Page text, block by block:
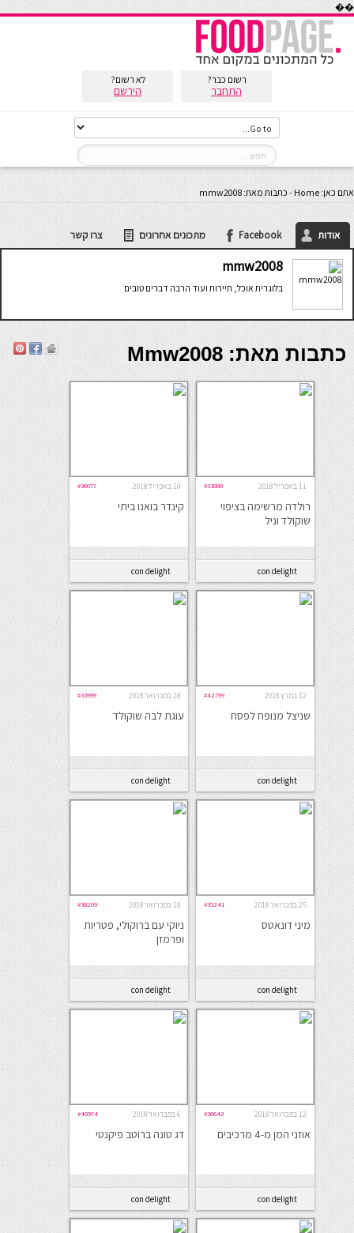
��
רשום כבר?
התחבר
לא רשום?
הירשם
אתם כאן: Home
- כתבות מאת: mmw2008
אודות Facebook מתכונים אחרונים צרו קשר
mmw2008
בלוגרית אוכל, תיירות ועוד הרבה דברים טובים
כתבות מאת: Mmw2008
11 באפריל 2018 #33880
רולדה מרשימה בציפוי
שוקולד וניל
con delight
10 באפריל 2018 #36077
קינדר בואנו ביתי
con delight
12 במרץ 2018 #42799
שניצל מנופח לפסח
con delight
28 בפברואר 2018 #33999
עוגת לבה שוקולד
con delight
25 בפברואר 2018 #35241
מיני דונאטס
con delight
18 בפברואר 2018 #38209
ניוקי עם ברוקולי, פטריות
ופרמזן
con delight
12 בפברואר 2018 #36642
אוזני המן מ-4 מרכיבים
con delight
6 בפברואר 2018 #40974
דג טונה ברוטב פיקנטי
con delight